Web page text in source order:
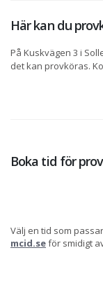
Här kan du
På Kuskvägen 3 i
det kan provköras.
Boka tid för
Välj en tid som
mcid.seför smidigt